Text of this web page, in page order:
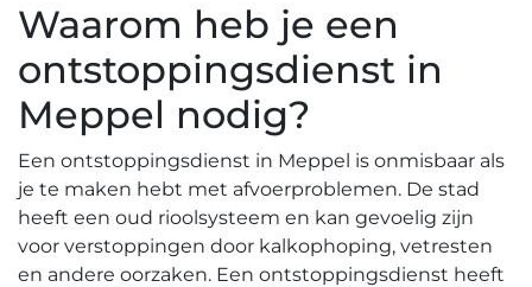
Waarom heb je een
ontstoppingsdienst in
Meppel nodig?​
Een ontstoppingsdienst in Meppel is onmisbaar als
je te maken hebt met afvoerproblemen. De stad
heeft een oud rioolsysteem en kan gevoelig zijn
voor verstoppingen door kalkophoping, vetresten
en andere oorzaken.​ Een ontstoppingsdienst heeft